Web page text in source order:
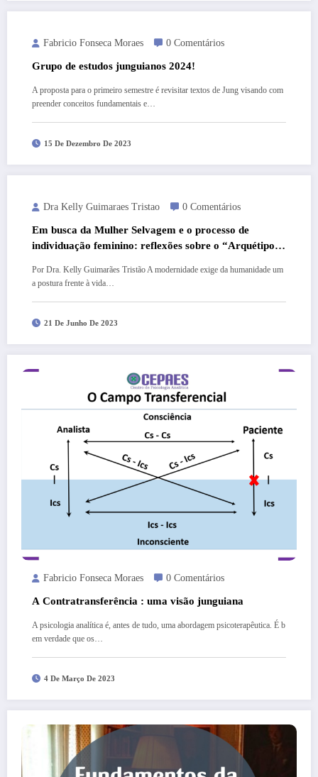
Fabricio Fonseca Moraes 0 Comentários
Grupo de estudos junguianos 2024!
A proposta para o primeiro semestre é revisitar textos de Jung visando com
preender conceitos fundamentais e…
15 De Dezembro De 2023
Dra Kelly Guimaraes Tristao 0 Comentários
Em busca da Mulher Selvagem e o processo de
individuação feminino: reflexões sobre o “Arquétipo
Por Dra. Kelly Guimarães Tristão A modernidade exige da humanidade um
a postura frente à vida…
21 De Junho De 2023
Fabricio Fonseca Moraes 0 Comentários
A Contratransferência : uma visão junguiana
A psicologia analítica é, antes de tudo, uma abordagem psicoterapêutica. É b
em verdade que os…
4 De Março De 2023